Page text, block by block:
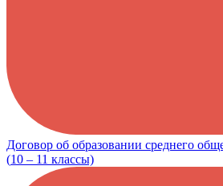
Договор об образовании среднего
(10 – 11 классы)